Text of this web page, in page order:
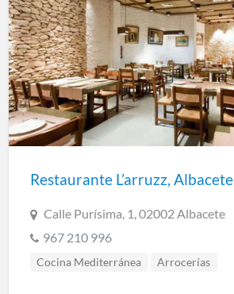
Restaurante L’arruzz, Albacete
Calle Purísima, 1, 02002 Albacete
967 210 996
Cocina Mediterránea
Arrocerías